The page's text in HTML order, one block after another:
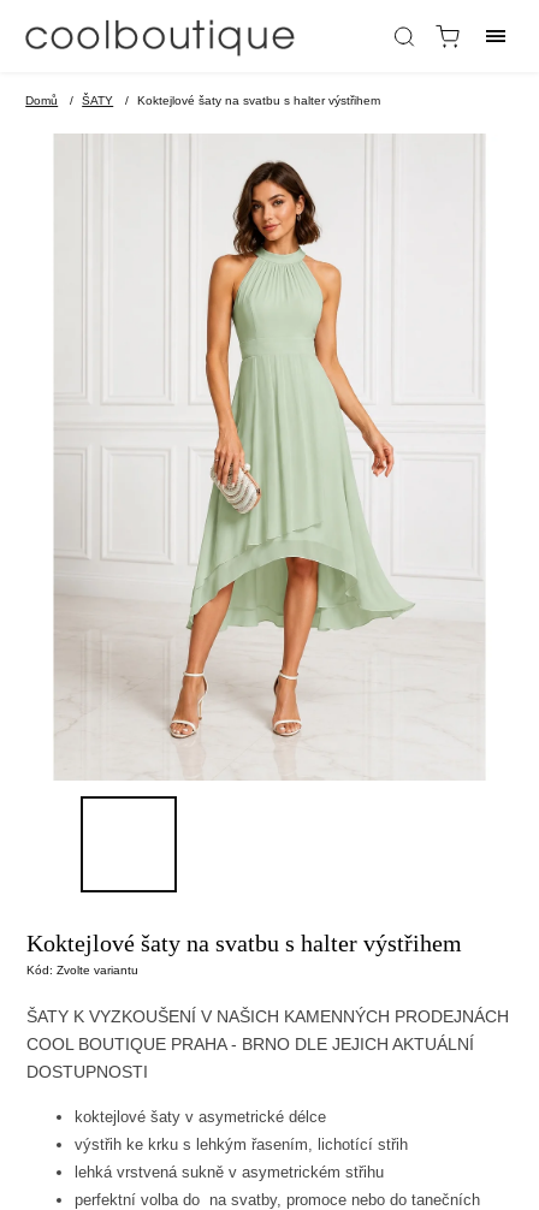
Domů / ŠATY / Koktejlové šaty na svatbu s halter výstřihem
Koktejlové šaty na svatbu s halter výstřihem
Kód: Zvolte variantu
ŠATY K VYZKOUŠENÍ V NAŠICH KAMENNÝCH PRODEJNÁCH
COOL BOUTIQUE PRAHA - BRNO DLE JEJICH AKTUÁLNÍ
DOSTUPNOSTI
koktejlové šaty v asymetrické délce
výstřih ke krku s lehkým řasením, lichotící střih
lehká vrstvená sukně v asymetrickém střihu
perfektní volba do na svatby, promoce nebo do tanečních